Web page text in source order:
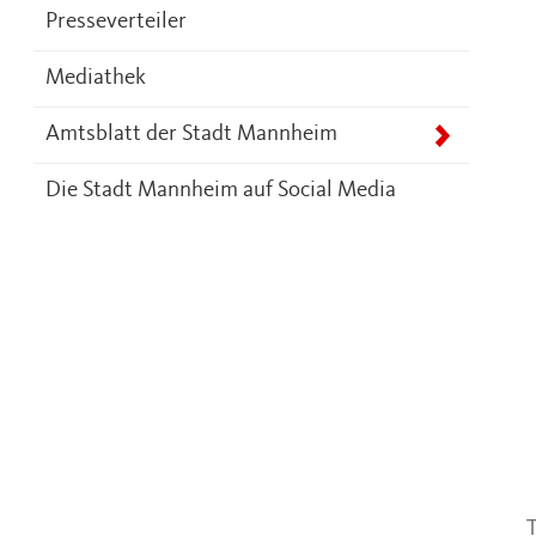
Presseverteiler
Mediathek
Amtsblatt der Stadt Mannheim
Die Stadt Mannheim auf Social Media